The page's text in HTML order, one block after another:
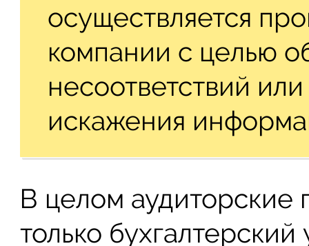
осуществляется
компании с целью
несоответствий
искажения
В целом аудиторские
только